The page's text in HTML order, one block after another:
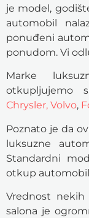
je model,
automobil
ponuđeni
ponudom. Vi
Marke
otkupljujemo
Chrysler, Volvo,
Poznato je da
luksuzne
Standardni
otkup
Vrednost
salona je